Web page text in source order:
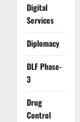
Digital
Services
Diplomacy
DLF Phase-
3
Drug
Control